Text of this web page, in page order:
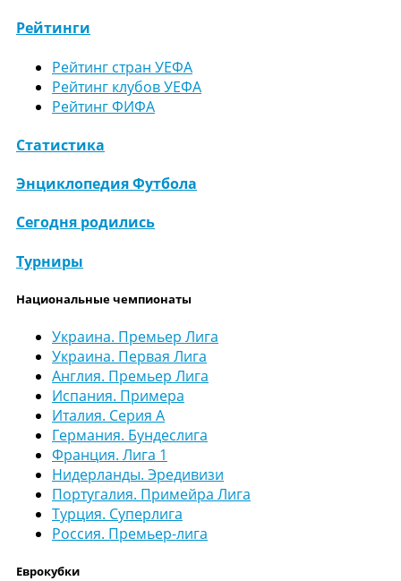
Рейтинги
Рейтинг стран УЕФА
Рейтинг клубов УЕФА
Рейтинг ФИФА
Статистика
Энциклопедия Футбола
Сегодня родились
Турниры
Национальные чемпионаты
Украина. Премьер Лига
Украина. Первая Лига
Англия. Премьер Лига
Испания. Примера
Италия. Серия А
Германия. Бундеслига
Франция. Лига 1
Нидерланды. Эредивизи
Португалия. Примейра Лига
Турция. Суперлига
Россия. Премьер-лига
Еврокубки